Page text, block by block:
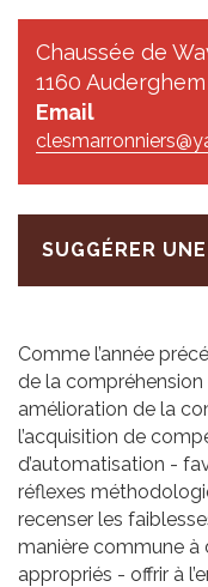
Chaussée de
1160 Auderghem
Email
SUGGÉRER
Comme l’année
de la
amélioration de la
l’acquisition de
d’automatisation -
réflexes
recenser les
manière commune à
appropriés - offrir à